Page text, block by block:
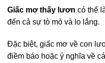
Giấc mơ thấy lươn có thể
đến cả sự tò mò và lo lắng.
Đặc biệt, giấc mơ về con
điềm báo hoặc ý nghĩa về